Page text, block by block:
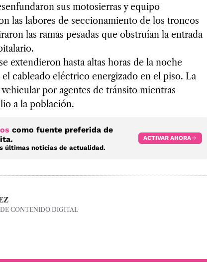
sus motosierras y equipo
las labores de seccionamiento de los troncos
las ramas pesadas que obstruían la entrada
extendieron hasta altas horas de la noche
cableado eléctrico energizado en el piso. La
por agentes de tránsito mientras
a la población.
como fuente preferida de
últimas noticias de actualidad.
ACTIVAR AHORA
CONTENIDO DIGITAL